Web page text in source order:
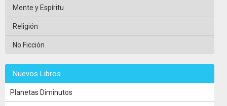
Mente y Espíritu
Religión
No Ficción
Nuevos Libros
Planetas Diminutos